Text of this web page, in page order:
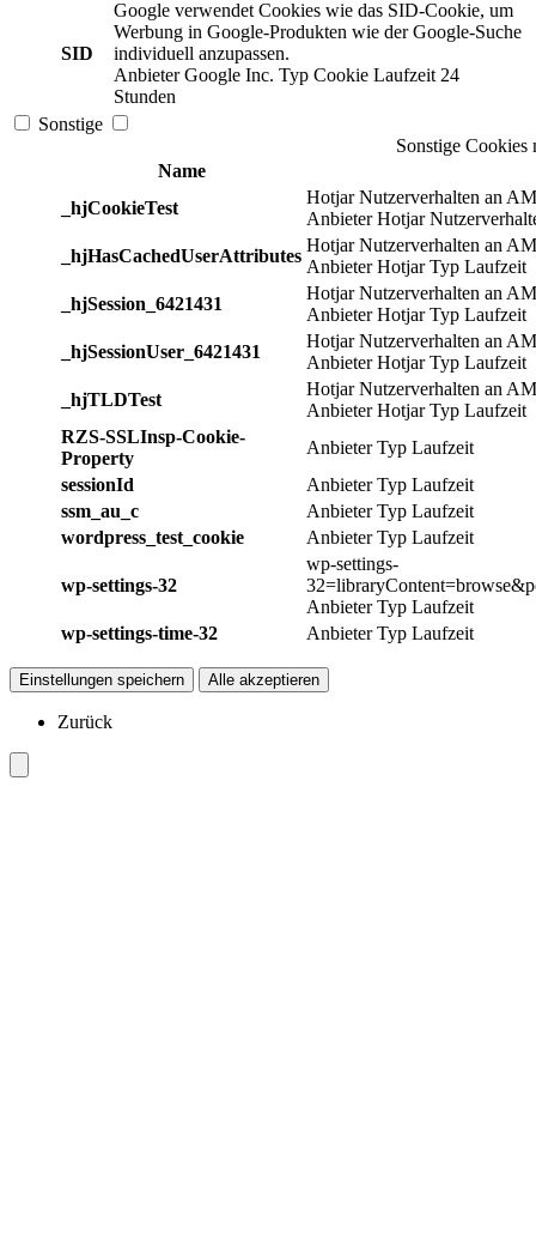
SID
Google verwendet Cookies wie das SID-Cookie, um
Werbung in Google-Produkten wie der Google-Suche
individuell anzupassen.
Anbieter Google Inc. Typ Cookie Laufzeit 24
Stunden
Sonstige
Sonstige Cookies
Name
_hjCookieTest
Hotjar Nutzerverhalten an
Anbieter Hotjar
_hjHasCachedUserAttributes
Hotjar Nutzerverhalten an
Anbieter Hotjar Typ Laufzeit
_hjSession_6421431
Hotjar Nutzerverhalten an
Anbieter Hotjar Typ Laufzeit
_hjSessionUser_6421431
Hotjar Nutzerverhalten an
Anbieter Hotjar Typ Laufzeit
_hjTLDTest
Hotjar Nutzerverhalten an
Anbieter Hotjar Typ Laufzeit
RZS-SSLInsp-Cookie-
Property
Anbieter Typ Laufzeit
sessionId
Anbieter Typ Laufzeit
ssm_au_c
Anbieter Typ Laufzeit
wordpress_test_cookie
Anbieter Typ Laufzeit
wp-settings-32
wp-settings-
Anbieter Typ Laufzeit
wp-settings-time-32
Anbieter Typ Laufzeit
Einstellungen speichern Alle akzeptieren
Zurück